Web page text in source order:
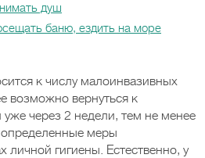
душ
баню, ездить на море
к числу малоинвазивных
возможно вернуться к
через 2 недели, тем не менее
меры
личной гигиены. Естественно, у